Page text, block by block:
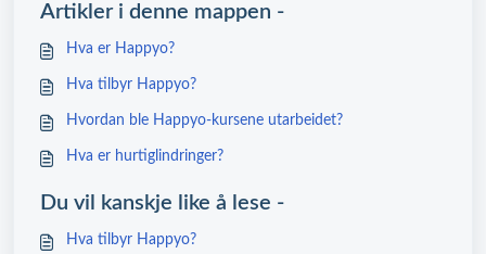
Artikler i denne mappen -
Hva er Happyo?
Hva tilbyr Happyo?
Hvordan ble Happyo-kursene utarbeidet?
Hva er hurtiglindringer?
Du vil kanskje like å lese -
Hva tilbyr Happyo?